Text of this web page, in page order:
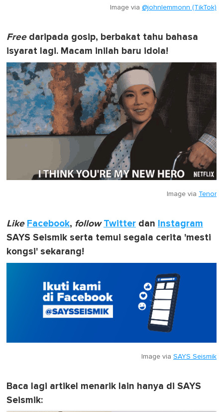
Image via @johnlemmonn (TikTok)
Freedaripada gosip, berbakat tahu bahasa
isyarat lagi. Macam inilah baru idola!
Image via Tenor
Like Facebook, follow Twitter dan Instagram
SAYS Seismik serta temui segala cerita 'mesti
kongsi' sekarang!
Image via SAYS Seismik
Baca lagi artikel menarik lain hanya di SAYS
Seismik: